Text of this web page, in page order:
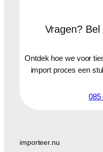
Vragen?
Ontdek hoe we voor
import proces een
085
importeer.nu